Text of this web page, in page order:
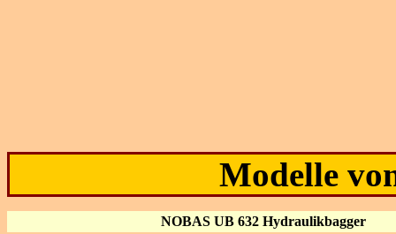
Modelle
NOBAS UB 632 Hydraulikbagger